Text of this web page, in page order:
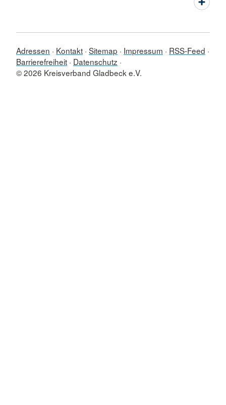
Adressen Kontakt Sitemap Impressum
RSS-Feed
Barrierefreiheit Datenschutz
© 2026 Kreisverband Gladbeck e.V.